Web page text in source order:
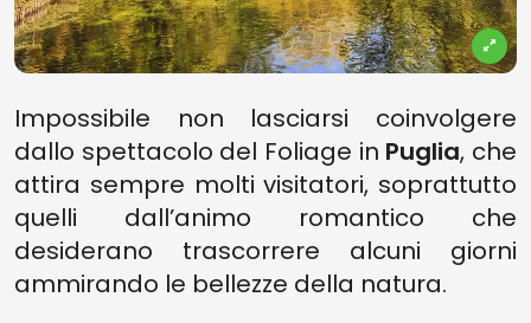
Impossibile non lasciarsi coinvolgere
dallo spettacolo del Foliage in Puglia, che
attira sempre molti visitatori, soprattutto
quelli dall’animo romantico che
desiderano trascorrere alcuni giorni
ammirando le bellezze della natura.